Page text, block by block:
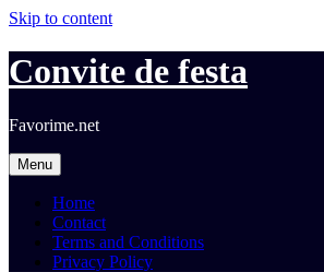
Skip to content
Convite de festa
Favorime.net
Menu
Home
Contact
Terms and Conditions
Privacy Policy